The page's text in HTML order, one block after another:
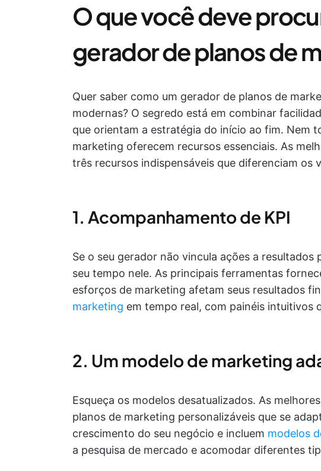
O que você deve
gerador de planos de
Quer saber como um gerador de planos de
modernas? O segredo está em combinar
que orientam a estratégia do início ao fim. Nem
marketing oferecem recursos essenciais. As
três recursos indispensáveis que diferenciam os
1. Acompanhamento de KPI
Se o seu gerador não vincula ações a resultados
seu tempo nele. As principais ferramentas
esforços de marketing afetam seus resultados
marketing em tempo real, com painéis intuitivos
2. Um modelo de marketing
Esqueça os modelos desatualizados. As
planos de marketing personalizáveis que se
crescimento do seu negócio e incluem modelos
a pesquisa de mercado e acomodar diferentes